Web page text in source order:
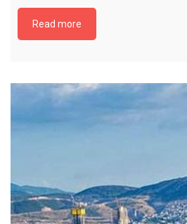
Read more